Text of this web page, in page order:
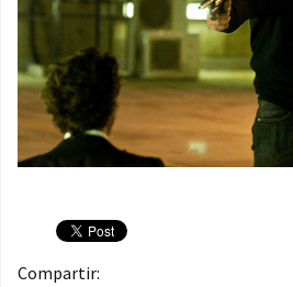
Compartir: